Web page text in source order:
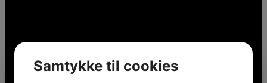
Samtykke til cookies